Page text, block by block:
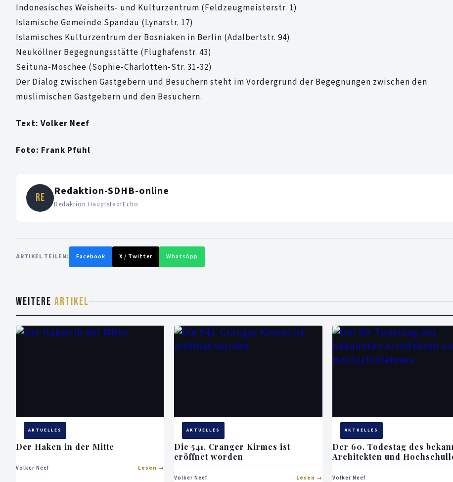
Indonesisches Weisheits- und Kulturzentrum (Feldzeugmeisterstr. 1)
Islamische Gemeinde Spandau (Lynarstr. 17)
Islamisches Kulturzentrum der Bosniaken in Berlin (Adalbertstr. 94)
Neuköllner Begegnungsstätte (Flughafenstr. 43)
Seituna-Moschee (Sophie-Charlotten-Str. 31-32)
Der Dialog zwischen Gastgebern und Besuchern steht im Vordergrund der Begegnungen zwischen den
muslimischen Gastgebern und den Besuchern.
Text: Volker Neef
Foto: Frank Pfuhl
RE Redaktion-SDHB-online
Redaktion HauptstadtEcho
ARTIKEL TEILEN: Facebook X / Twitter WhatsApp
WEITERE ARTIKEL
AKTUELLES
Der Haken in der Mitte
Volker Neef Lesen
AKTUELLES
Die 541. Cranger Kirmes ist
eröffnet worden
Volker Neef Lesen
AKTUELLES
Der 60. Todestag des
Architekten und
Volker Neef